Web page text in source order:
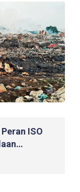
ISO